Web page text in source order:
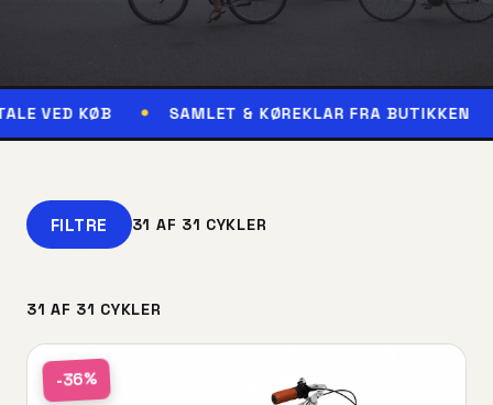
SAMLET & KØREKLAR FRA BUTIKKEN
FILTRE 31 AF 31 CYKLER
31 AF 31 CYKLER
-36%